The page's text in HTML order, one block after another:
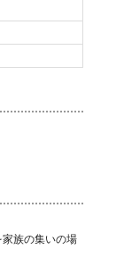
族の集いの場